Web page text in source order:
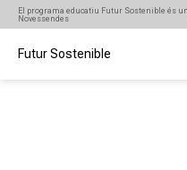
El programa educatiu Futur Sostenible és
Novessendes
Futur Sostenible